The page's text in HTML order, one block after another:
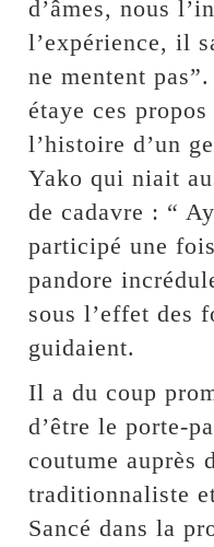
d’âmes, nous
l’expérience, il
ne mentent
étaye ces
l’histoire d’un
Yako qui niait
de cadavre : “
participé une
pandore
sous l’effet des
guidaient.
Il a du coup
d’être le porte-
coutume auprès
traditionnaliste
Sancé dans la